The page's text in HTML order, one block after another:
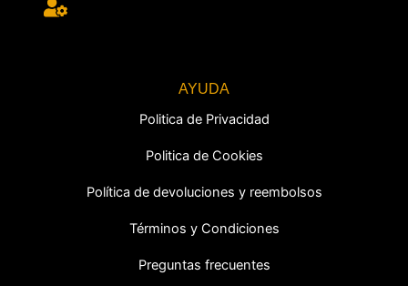
AYUDA
Politica de Privacidad
Politica de Cookies
Política de devoluciones y reembolsos
Términos y Condiciones
Preguntas frecuentes